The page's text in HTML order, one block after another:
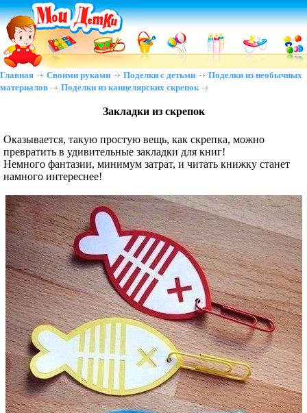
Главная Своими руками Поделки с детьми
Поделки из необычных
материалов
Поделки из канцелярских скрепок
Закладки из скрепок
Оказывается, такую простую вещь, как скрепка, можно
превратить в удивительные закладки для книг!
Немного фантазии, минимум затрат, и читать книжку станет
намного интереснее!